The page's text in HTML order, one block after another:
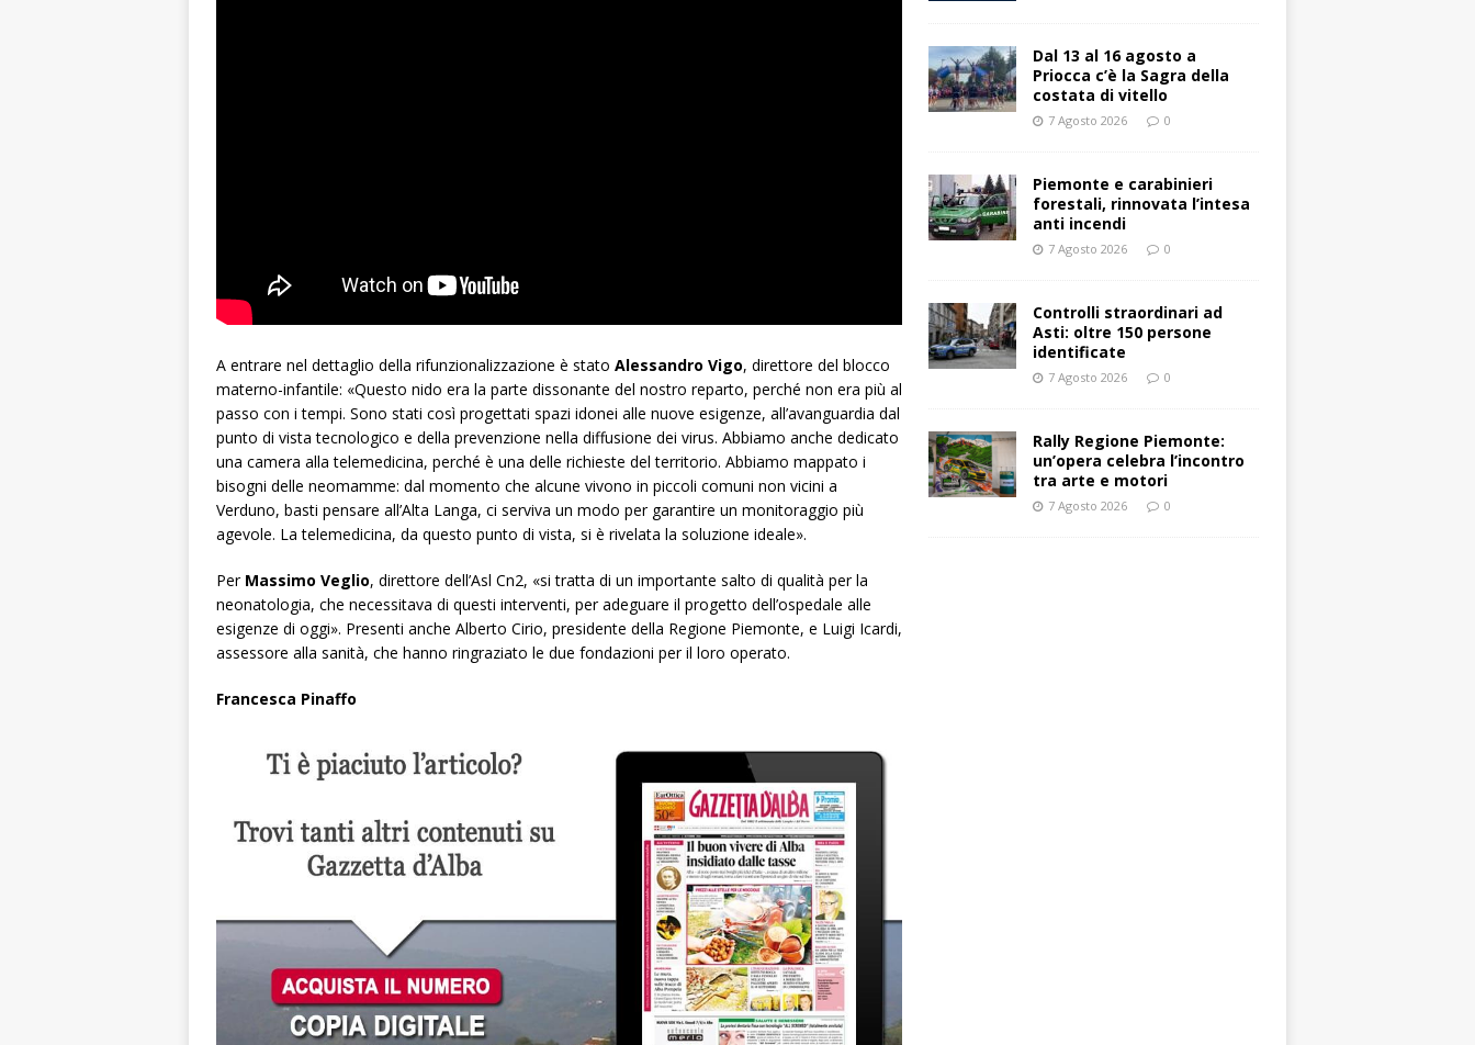
A entrare nel dettaglio della rifunzionalizzazione è stato Alessandro Vigo, direttore del blocco
materno-infantile: «Questo nido era la parte dissonante del nostro reparto, perché non era più al
passo con i tempi. Sono stati così progettati spazi idonei alle nuove esigenze, all’avanguardia dal
punto di vista tecnologico e della prevenzione nella diffusione dei virus. Abbiamo anche dedicato
una camera alla telemedicina, perché è una delle richieste del territorio. Abbiamo mappato i
bisogni delle neomamme: dal momento che alcune vivono in piccoli comuni non vicini a
Verduno, basti pensare all’Alta Langa, ci serviva un modo per garantire un monitoraggio più
agevole. La telemedicina, da questo punto di vista, si è rivelata la soluzione ideale».
Per Massimo Veglio, direttore dell’Asl Cn2, «si tratta di un importante salto di qualità per la
neonatologia, che necessitava di questi interventi, per adeguare il progetto dell’ospedale alle
esigenze di oggi». Presenti anche Alberto Cirio, presidente della Regione Piemonte, e Luigi Icardi,
assessore alla sanità, che hanno ringraziato le due fondazioni per il loro operato.
Francesca Pinaffo
Dal 13 al 16 agosto a
Priocca c’è la Sagra della
costata di vitello
7 Agosto 2026 0
Piemonte e carabinieri
forestali, rinnovata l’intesa
anti incendi
7 Agosto 2026 0
Controlli straordinari ad
Asti: oltre 150 persone
identificate
7 Agosto 2026 0
Rally Regione Piemonte:
un’opera celebra l’incontro
tra arte e motori
7 Agosto 2026 0